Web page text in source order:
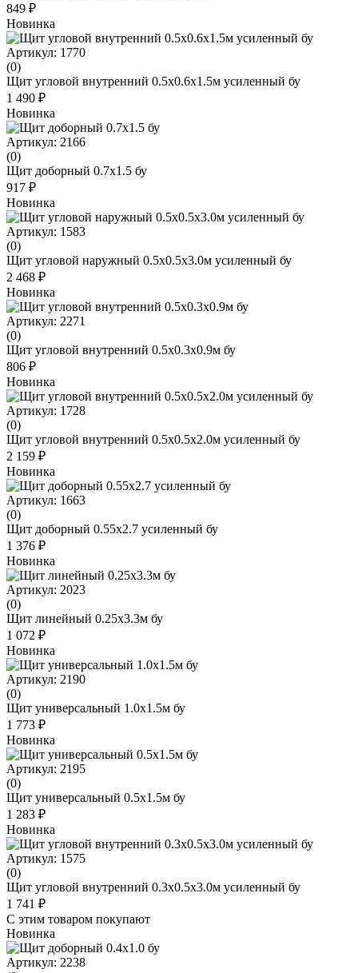
849 ₽
Новинка
Артикул: 1770
(0)
Щит угловой внутренний 0.5х0.6х1.5м усиленный бу
1 490 ₽
Новинка
Артикул: 2166
(0)
Щит доборный 0.7x1.5 бу
917 ₽
Новинка
Артикул: 1583
(0)
Щит угловой наружный 0.5х0.5х3.0м усиленный бу
2 468 ₽
Новинка
Артикул: 2271
(0)
Щит угловой внутренний 0.5x0.3x0.9м бу
806 ₽
Новинка
Артикул: 1728
(0)
Щит угловой внутренний 0.5х0.5х2.0м усиленный бу
2 159 ₽
Новинка
Артикул: 1663
(0)
Щит доборный 0.55х2.7 усиленный бу
1 376 ₽
Новинка
Артикул: 2023
(0)
Щит линейный 0.25x3.3м бу
1 072 ₽
Новинка
Артикул: 2190
(0)
Щит универсальный 1.0x1.5м бу
1 773 ₽
Новинка
Артикул: 2195
(0)
Щит универсальный 0.5x1.5м бу
1 283 ₽
Новинка
Артикул: 1575
(0)
Щит угловой внутренний 0.3х0.5х3.0м усиленный бу
1 741 ₽
С этим товаром покупают
Новинка
Артикул: 2238